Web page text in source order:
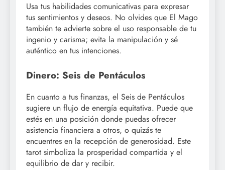
Usa tus habilidades comunicativas para expresar
tus sentimientos y deseos. No olvides que El Mago
también te advierte sobre el uso responsable de tu
ingenio y carisma; evita la manipulación y sé
auténtico en tus intenciones.
Dinero: Seis de Pentáculos
En cuanto a tus finanzas, el Seis de Pentáculos
sugiere un flujo de energía equitativa. Puede que
estés en una posición donde puedas ofrecer
asistencia financiera a otros, o quizás te
encuentres en la recepción de generosidad. Este
tarot simboliza la prosperidad compartida y el
equilibrio de dar y recibir.